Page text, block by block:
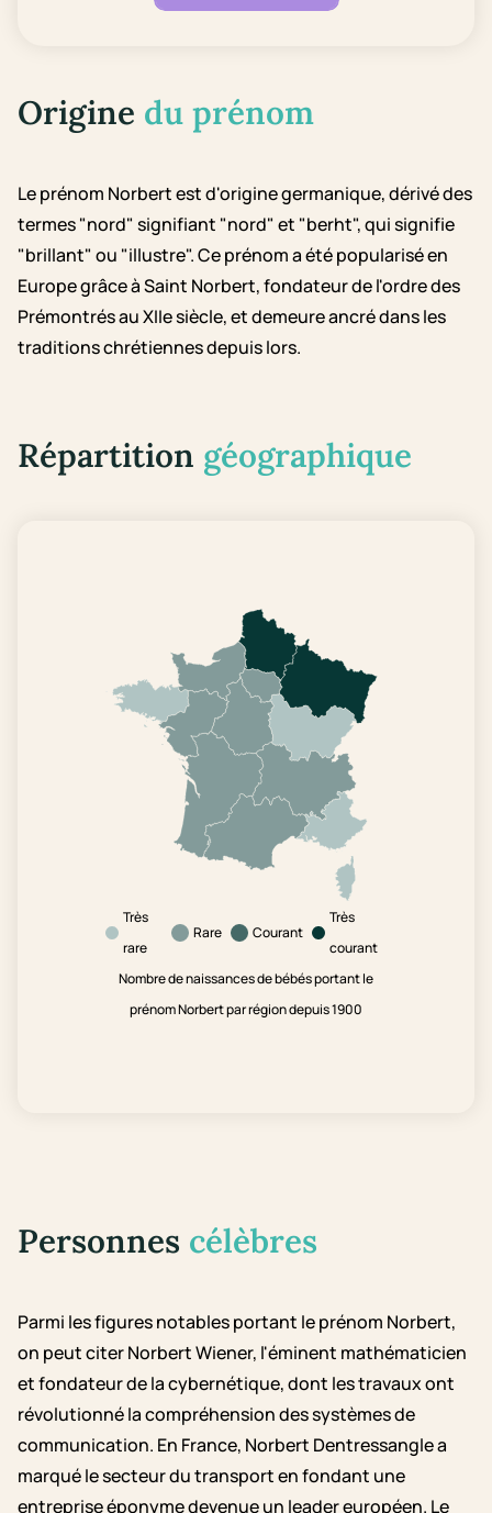
Origine du prénom
Le prénom Norbert est d'origine germanique, dérivé des
termes "nord" signifiant "nord" et "berht", qui signifie
"brillant" ou "illustre". Ce prénom a été popularisé en
Europe grâce à Saint Norbert, fondateur de l'ordre des
Prémontrés au XIIe siècle, et demeure ancré dans les
traditions chrétiennes depuis lors.
Répartition géographique
Très
rare
Rare Courant
Très
courant
Nombre de naissances de bébés portant le
prénom Norbert par région depuis 1900
Personnes célèbres
Parmi les figures notables portant le prénom Norbert,
on peut citer Norbert Wiener, l'éminent mathématicien
et fondateur de la cybernétique, dont les travaux ont
révolutionné la compréhension des systèmes de
communication. En France, Norbert Dentressangle a
marqué le secteur du transport en fondant une
entreprise éponyme devenue un leader européen. Le